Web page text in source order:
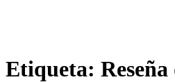
Etiqueta: